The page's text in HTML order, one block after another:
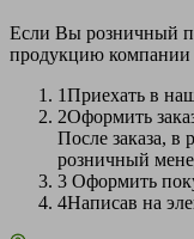
Если Вы розничный
продукцию компании
1Приехать в
2Оформить
После заказа, в
розничный
3 Оформить
4Написав на